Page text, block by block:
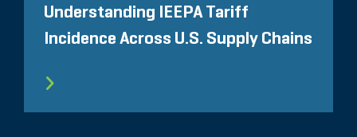
Understanding IEEPA Tariff
Incidence Across U.S. Supply Chains